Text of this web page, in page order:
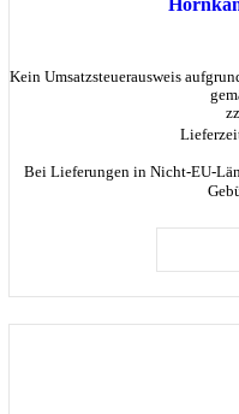
Kein Umsatzsteuerausweis
Bei Lieferungen in Nicht-EU-